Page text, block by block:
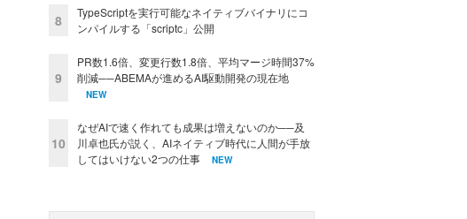
8
TypeScriptを実行可能なネイティブバイナリにコ
ンパイルする「scriptc」公開
9
PR数1.6倍、変更行数1.8倍、平均マージ時間37%
削減──ABEMAが進めるAI駆動開発の現在地
NEW
10
なぜAIで速く作れても成果は増えないのか──及
川卓也氏が説く、AIネイティブ時代に人間が手放
してはいけない2つの仕事
NEW